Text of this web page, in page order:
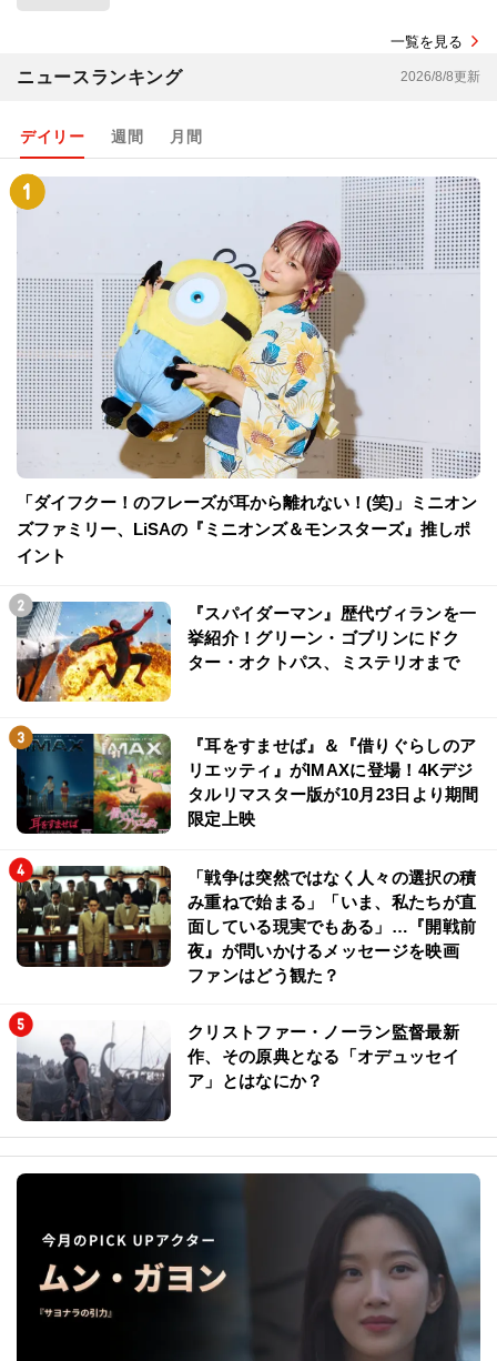
一覧を見る
ニュースランキング 2026/8/8更新
デイリー 週間 月間
「ダイフクー！のフレーズが耳から離れない！(笑)」ミニオン
ズファミリー、LiSAの『ミニオンズ＆モンスターズ』推しポ
イント
『スパイダーマン』歴代ヴィランを一
挙紹介！グリーン・ゴブリンにドク
ター・オクトパス、ミステリオまで
『耳をすませば』＆『借りぐらしのア
リエッティ』がIMAXに登場！4Kデジ
タルリマスター版が10月23日より期間
限定上映
「戦争は突然ではなく人々の選択の積
み重ねで始まる」「いま、私たちが直
面している現実でもある」…『開戦前
夜』が問いかけるメッセージを映画
ファンはどう観た？
クリストファー・ノーラン監督最新
作、その原典となる「オデュッセイ
ア」とはなにか？